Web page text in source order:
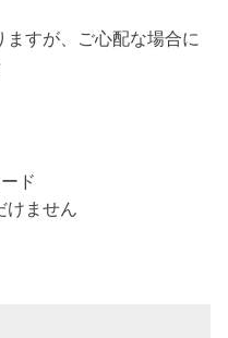
すが、ご心配な場合に
ド
けません